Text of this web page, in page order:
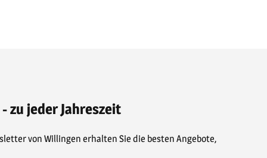
zu jeder Jahreszeit
von Willingen erhalten Sie die besten Angebote,